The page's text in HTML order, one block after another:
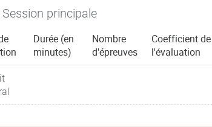
principale
Durée (en
minutes)
Nombre
d'épreuves
Coefficient de
l'évaluation